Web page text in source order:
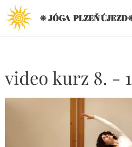
❈ JÓGA PLZEŇ
video kurz 8. -